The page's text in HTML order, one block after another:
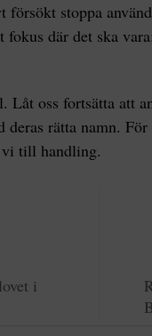
försökt stoppa
fokus där det ska
Låt oss fortsätta att
deras rätta namn.
vi till handling.
i